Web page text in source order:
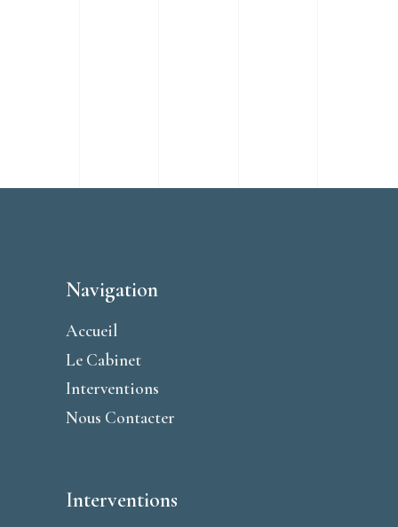
Navigation
Accueil
Le Cabinet
Interventions
Nous Contacter
Interventions